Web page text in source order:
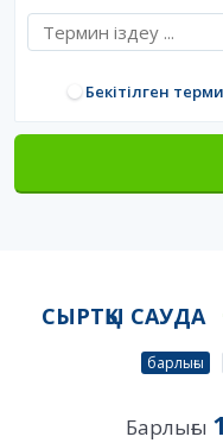
Бекітілген
СЫРТҚЫ САУДА
барлығы
Барлығы 1